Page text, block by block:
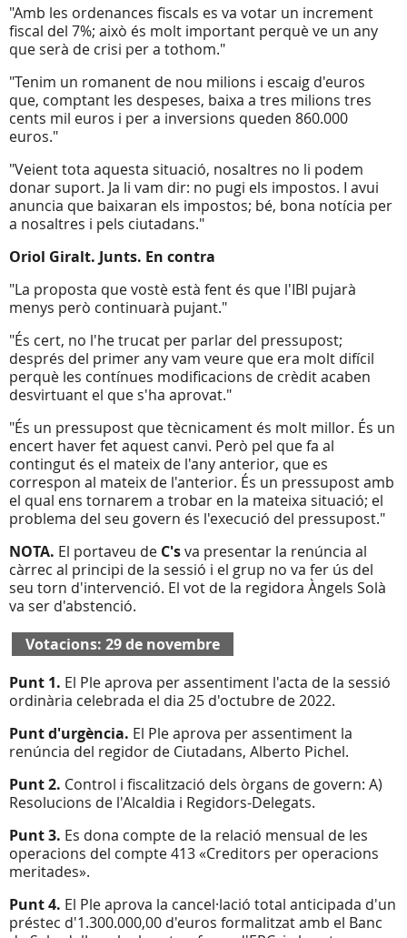
"Amb les ordenances fiscals es va votar un increment
fiscal del 7%; això és molt important perquè ve un any
que serà de crisi per a tothom."
"Tenim un romanent de nou milions i escaig d'euros
que, comptant les despeses, baixa a tres milions tres
cents mil euros i per a inversions queden 860.000
euros."
"Veient tota aquesta situació, nosaltres no li podem
donar suport. Ja li vam dir: no pugi els impostos. I avui
anuncia que baixaran els impostos; bé, bona notícia per
a nosaltres i pels ciutadans."
Oriol Giralt. Junts. En contra
"La proposta que vostè està fent és que l'IBI pujarà
menys però continuarà pujant."
"És cert, no l'he trucat per parlar del pressupost;
després del primer any vam veure que era molt difícil
perquè les contínues modificacions de crèdit acaben
desvirtuant el que s'ha aprovat."
"És un pressupost que tècnicament és molt millor. És un
encert haver fet aquest canvi. Però pel que fa al
contingut és el mateix de l'any anterior, que es
correspon al mateix de l'anterior. És un pressupost amb
el qual ens tornarem a trobar en la mateixa situació; el
problema del seu govern és l'execució del pressupost."
NOTA. El portaveu de C'sva presentar la renúncia al
càrrec al principi de la sessió i el grup no va fer ús del
seu torn d'intervenció. El vot de la regidora Àngels Solà
va ser d'abstenció.
Votacions: 29 de novembre
Punt 1. El Ple aprova per assentiment l'acta de la sessió
ordinària celebrada el dia 25 d'octubre de 2022.
Punt d'urgència. El Ple aprova per assentiment la
renúncia del regidor de Ciutadans, Alberto Pichel.
Punt 2. Control i fiscalització dels òrgans de govern: A)
Resolucions de l'Alcaldia i Regidors-Delegats.
Punt 3. Es dona compte de la relació mensual de les
operacions del compte 413 «Creditors per operacions
meritades».
Punt 4. El Ple aprova la cancel·lació total anticipada d'un
préstec d'1.300.000,00 d'euros formalitzat amb el Banc